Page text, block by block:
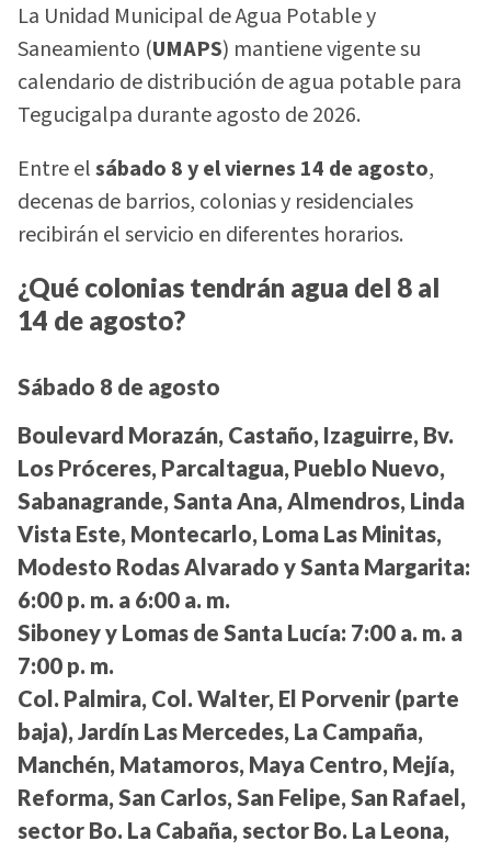
La Unidad Municipal de Agua Potable y
Saneamiento (UMAPS) mantiene vigente su
calendario de distribución de agua potable para
Tegucigalpa durante agosto de 2026.
Entre elsábado 8 y el viernes 14 de agosto,
decenas de barrios, colonias y residenciales
recibirán el servicio en diferentes horarios.
¿Qué colonias tendrán agua del 8 al
14 de agosto?
Sábado 8 de agosto
Boulevard Morazán, Castaño, Izaguirre, Bv.
Los Próceres, Parcaltagua, Pueblo Nuevo,
Sabanagrande, Santa Ana, Almendros, Linda
Vista Este, Montecarlo, Loma Las Minitas,
Modesto Rodas Alvarado y Santa Margarita:
6:00 p. m. a 6:00 a. m.
Siboney y Lomas de Santa Lucía: 7:00 a. m. a
7:00 p. m.
Col. Palmira, Col. Walter, El Porvenir (parte
baja), Jardín Las Mercedes, La Campaña,
Manchén, Matamoros, Maya Centro, Mejía,
Reforma, San Carlos, San Felipe, San Rafael,
sector Bo. La Cabaña, sector Bo. La Leona,